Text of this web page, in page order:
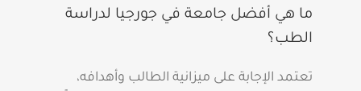
ما هي أفضل جامعة في جورجيا لدراسة
الطب؟
تعتمد الإجابة على ميزانية الطالب وأهدافه،